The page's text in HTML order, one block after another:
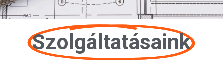
Szolgáltatásaink